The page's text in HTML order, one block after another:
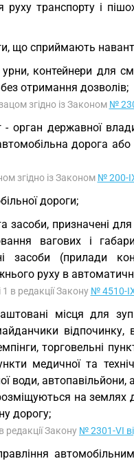
транспорту і
що сприймають
контейнери для
отримання дозволів;
згідно із Законом №
орган державної
дорога
згідно із Законом № 200-
дороги;
засоби, призначені
вагових і
засоби (прилади
руху в
в редакції Закону № 4510-
місця для
відпочинку,
торговельні
медичної та
води,
на
дорогу;
редакції Закону № 2301-VI